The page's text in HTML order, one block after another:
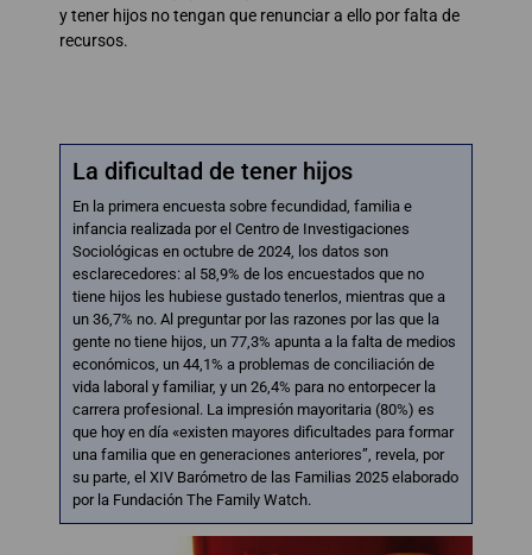
y tener hijos no tengan que renunciar a ello por falta de
recursos.
La dificultad de tener hijos
En la primera encuesta sobre fecundidad, familia e
infancia realizada por el Centro de Investigaciones
Sociológicas en octubre de 2024, los datos son
esclarecedores: al 58,9% de los encuestados que no
tiene hijos les hubiese gustado tenerlos, mientras que a
un 36,7% no. Al preguntar por las razones por las que la
gente no tiene hijos, un 77,3% apunta a la falta de medios
económicos, un 44,1% a problemas de conciliación de
vida laboral y familiar, y un 26,4% para no entorpecer la
carrera profesional. La impresión mayoritaria (80%) es
que hoy en día «existen mayores dificultades para formar
una familia que en generaciones anteriores”, revela, por
su parte, el XIV Barómetro de las Familias 2025 elaborado
por la Fundación The Family Watch.